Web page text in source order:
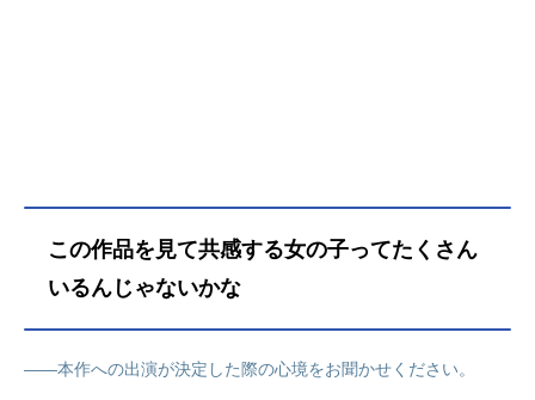
ることができるのか？王道溺愛系
〝悪役令嬢〟ルートの幕が上がりま
す――！作品名悪役令嬢は隣国の王
太子に溺愛される放送形態TVアニメ
スケジュール2026年1月11日（日）
～2026年3月29日（日）TOKYOM
この作品を見て共感する女の子ってたくさん
いるんじゃないかな
――本作への出演が決定した際の心境をお聞かせください。